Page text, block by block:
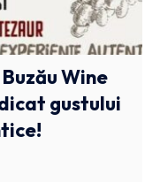
Wine
gustului